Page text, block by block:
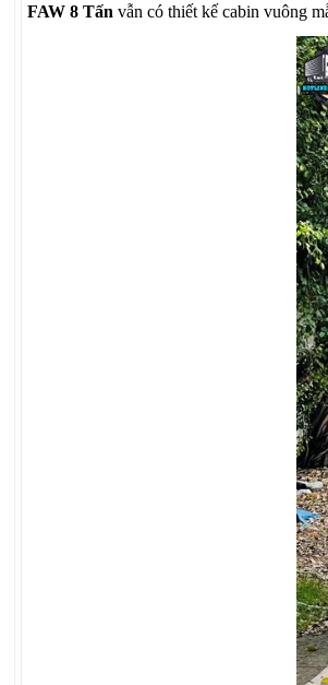
FAW 8 Tấn vẫn có thiết kế cabin vuông